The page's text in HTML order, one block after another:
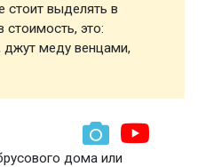
стоит выделять в
стоимость, это:
джут меду венцами,
дома или